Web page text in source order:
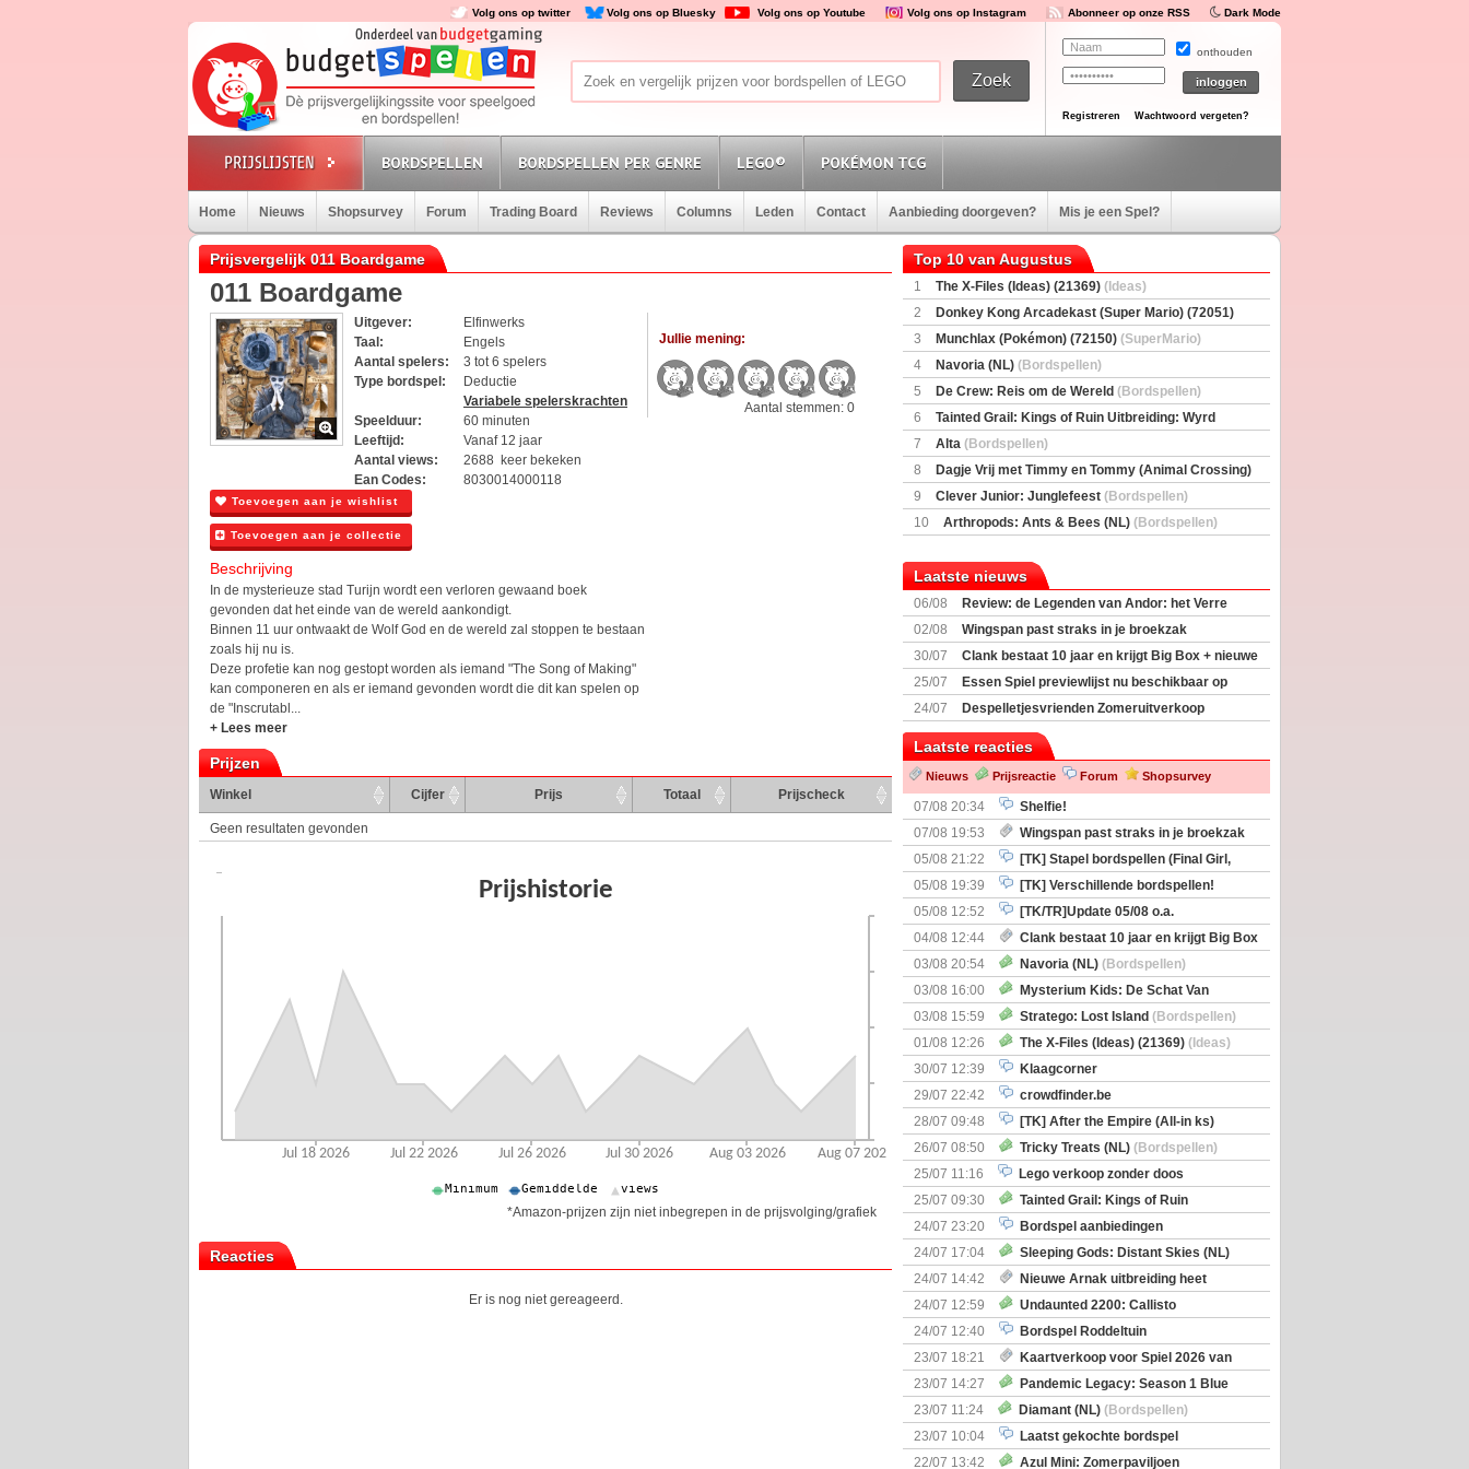
Volg ons op twitter Volg ons op Bluesky Volg ons op Youtube Volg ons op Instagram Abonneer op onze RSS Dark Mode
onthouden
Registreren Wachtwoord vergeten?
BORDSPELLEN BORDSPELLEN PER GENRE LEGO® POKÉMON TCG
Home Nieuws Shopsurvey Forum Trading Board Reviews Columns Leden Contact Aanbieding doorgeven? Mis je een Spel?
Prijsvergelijk 011 Boardgame
011 Boardgame
Uitgever:
Elfinwerks
Taal:
Engels
Aantal spelers:
3 tot 6 spelers
Type bordspel:
Deductie
Variabele spelerskrachten
Speelduur:
60 minuten
Leeftijd:
Vanaf 12 jaar
Aantal views:
2688 keer bekeken
Ean Codes:
8030014000118
Toevoegen aan je wishlist
Toevoegen aan je collectie
Beschrijving
In de mysterieuze stad Turijn wordt een verloren gewaand boek
gevonden dat het einde van de wereld aankondigt.
Binnen 11 uur ontwaakt de Wolf God en de wereld zal stoppen te bestaan
zoals hij nu is.
Deze profetie kan nog gestopt worden als iemand "The Song of Making"
kan componeren en als er iemand gevonden wordt die dit kan spelen op
de "Inscrutabl...
+ Lees meer
Jullie mening:
Aantal stemmen: 0
Prijzen
Winkel Cijfer Prijs Totaal Prijscheck
Geen resultaten gevonden
*Amazon-prijzen zijn niet inbegrepen in de prijsvolging/grafiek
Reacties
Er is nog niet gereageerd.
Top 10 van Augustus
1 The X-Files (Ideas) (21369) (Ideas)
2
Donkey Kong Arcadekast (Super Mario) (72051)
(SuperMario)
3 Munchlax (Pokémon) (72150) (SuperMario)
4
Navoria (NL) (Bordspellen)
5
De Crew: Reis om de Wereld (Bordspellen)
6
Tainted Grail: Kings of Ruin Uitbreiding: Wyrd
Encounters(Bordspellen)
7 Alta (Bordspellen)
8
Dagje Vrij met Timmy en Tommy (Animal Crossing)
(77059)(Ideas)
9 Clever Junior: Junglefeest (Bordspellen)
10
Arthropods: Ants & Bees (NL) (Bordspellen)
Laatste nieuws
06/08
Review: de Legenden van Andor: het Verre
Land
02/08
Wingspan past straks in je broekzak
30/07
Clank bestaat 10 jaar en krijgt Big Box + nieuwe
uitbreiding
25/07
Essen Spiel previewlijst nu beschikbaar op
Boardgamegeek
24/07
Despelletjesvrienden Zomeruitverkoop
Laatste reacties
Nieuws Prijsreactie Forum Shopsurvey
07/08 20:34
Shelfie!
07/08 19:53
Wingspan past straks in je broekzak
05/08 21:22
[TK] Stapel bordspellen (Final Girl,
Nemesis Retaliation, Zombicide Invader)
05/08 19:39
[TK] Verschillende bordspellen!
05/08 12:52
[TK/TR]Update 05/08 o.a.
Prijsverlagingen, Imperium Horizons, 20 Strong
04/08 12:44
Clank bestaat 10 jaar en krijgt Big Box
+ nieuwe uitbreiding
03/08 20:54 Navoria (NL) (Bordspellen)
03/08 16:00
Mysterium Kids: De Schat Van
Kapitein Boe
(Bordspellen)
03/08 15:59 Stratego: Lost Island (Bordspellen)
01/08 12:26
The X-Files (Ideas) (21369) (Ideas)
30/07 12:39
Klaagcorner
29/07 22:42
crowdfinder.be
28/07 09:48
[TK] After the Empire (All-in ks)
26/07 08:50
Tricky Treats (NL) (Bordspellen)
25/07 11:16
Lego verkoop zonder doos
25/07 09:30
Tainted Grail: Kings of Ruin
Uitbreiding: Wyrd Encounters(Bordspellen)
24/07 23:20
Bordspel aanbiedingen
24/07 17:04
Sleeping Gods: Distant Skies (NL)
(Bordspellen)
24/07 14:42
Nieuwe Arnak uitbreiding heet
Surprise Shipments
24/07 12:59
Undaunted 2200: Callisto
(Bordspellen)
24/07 12:40
Bordspel Roddeltuin
23/07 18:21
Kaartverkoop voor Spiel 2026 van
start
23/07 14:27
Pandemic Legacy: Season 1 Blue
(Bordspellen)
23/07 11:24 Diamant (NL) (Bordspellen)
23/07 10:04
Laatst gekochte bordspel
22/07 13:42
Azul Mini: Zomerpaviljoen